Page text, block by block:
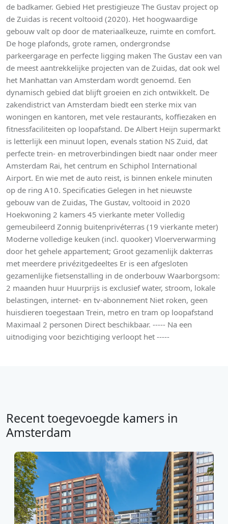
de badkamer. Gebied Het prestigieuze The Gustav project op
de Zuidas is recent voltooid (2020). Het hoogwaardige
gebouw valt op door de materiaalkeuze, ruimte en comfort.
De hoge plafonds, grote ramen, ondergrondse
parkeergarage en perfecte ligging maken The Gustav een van
de meest aantrekkelijke projecten van de Zuidas, dat ook wel
het Manhattan van Amsterdam wordt genoemd. Een
dynamisch gebied dat blijft groeien en zich ontwikkelt. De
zakendistrict van Amsterdam biedt een sterke mix van
woningen en kantoren, met vele restaurants, koffiezaken en
fitnessfaciliteiten op loopafstand. De Albert Heijn supermarkt
is letterlijk een minuut lopen, evenals station NS Zuid, dat
perfecte trein- en metroverbindingen biedt naar onder meer
Amsterdam Rai, het centrum en Schiphol International
Airport. En wie met de auto reist, is binnen enkele minuten
op de ring A10. Specificaties Gelegen in het nieuwste
gebouw van de Zuidas, The Gustav, voltooid in 2020
Hoekwoning 2 kamers 45 vierkante meter Volledig
gemeubileerd Zonnig buitenprivéterras (19 vierkante meter)
Moderne volledige keuken (incl. quooker) Vloerverwarming
door het gehele appartement; Groot gezamenlijk dakterras
met meerdere privézitgedeeltes Er is een afgesloten
gezamenlijke fietsenstalling in de onderbouw Waarborgsom:
2 maanden huur Huurprijs is exclusief water, stroom, lokale
belastingen, internet- en tv-abonnement Niet roken, geen
huisdieren toegestaan Trein, metro en tram op loopafstand
Maximaal 2 personen Direct beschikbaar. ----- Na een
uitnodiging voor bezichtiging verloopt het -----
Recent toegevoegde kamers in
Amsterdam